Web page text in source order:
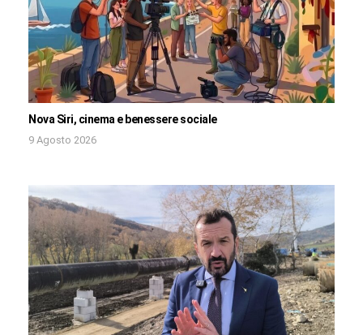
Nova Siri, cinema e benessere sociale
9 Agosto 2026